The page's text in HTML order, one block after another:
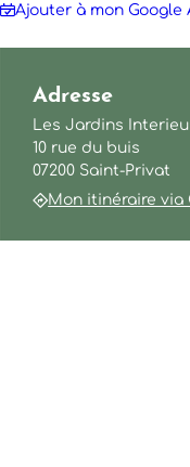
Ajouter à mon Google
Adresse
Les Jardins
10 rue du buis
07200 Saint-Privat
Mon itinéraire via